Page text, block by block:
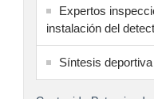
Expertos
instalación del
Síntesis